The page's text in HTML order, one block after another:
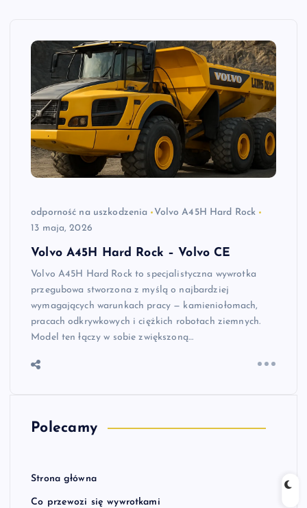
odporność na uszkodzenia
Volvo A45H Hard Rock
13 maja, 2026
Volvo A45H Hard Rock – Volvo CE
Volvo A45H Hard Rock to specjalistyczna wywrotka
przegubowa stworzona z myślą o najbardziej
wymagających warunkach pracy — kamieniołomach,
pracach odkrywkowych i ciężkich robotach ziemnych.
Model ten łączy w sobie zwiększoną…
Polecamy
Strona główna
Co przewozi się wywrotkami